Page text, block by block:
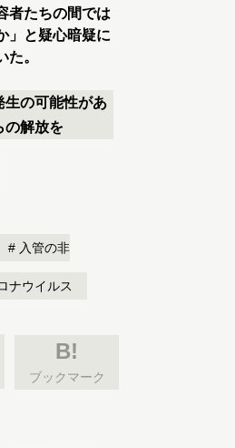
者たちの間では
」と疑心暗疑に
。
生の可能性があ
の解放を
入管の非
ナウイルス
B!
ブックマーク